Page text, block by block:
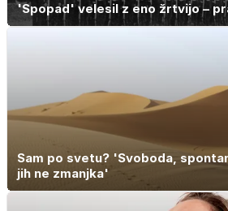
'Spopad' velesil z eno žrtvijo –
Sam po svetu? 'Svoboda,
jih ne zmanjka'